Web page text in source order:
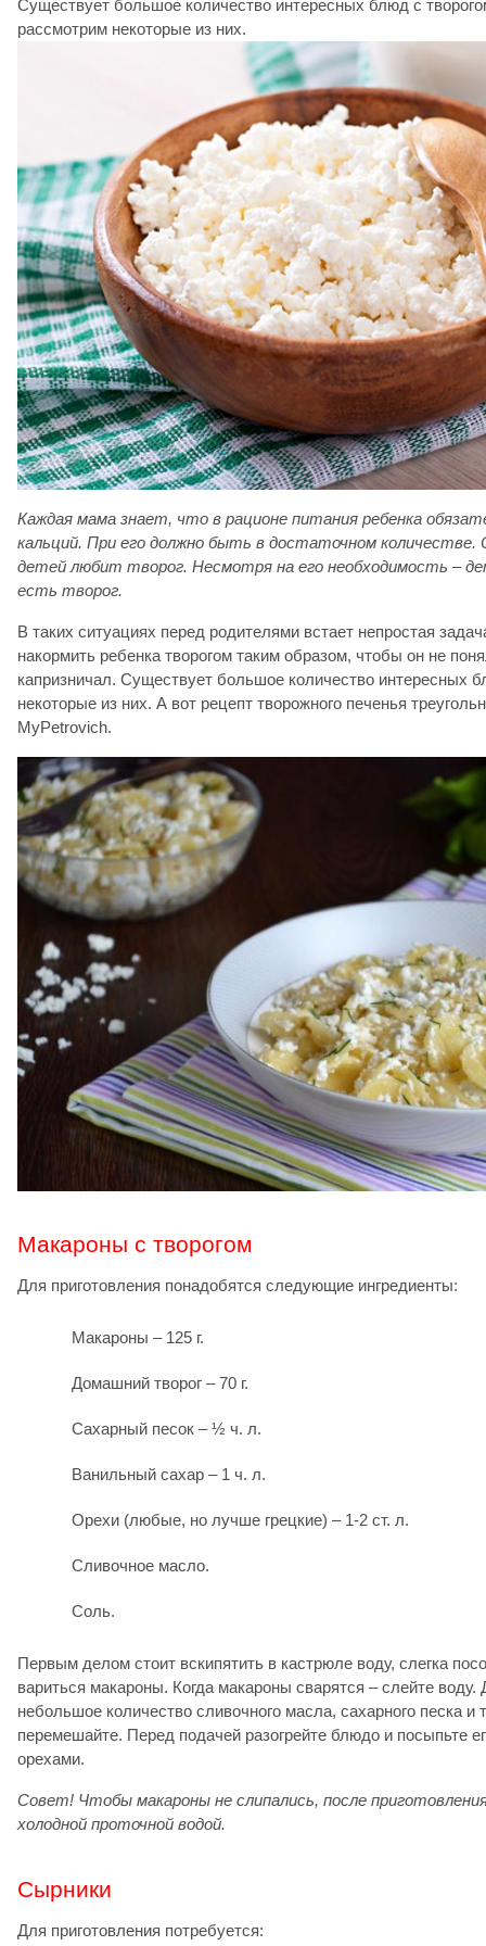
Существует большое количество интересных блюд с
рассмотрим некоторые из них.
Каждая мама знает, что в рационе питания ребенка
кальций. При его должно быть в достаточном количестве.
детей любит творог. Несмотря на его необходимость –
есть творог.
В таких ситуациях перед родителями встает непростая
накормить ребенка творогом таким образом, чтобы он не
капризничал. Существует большое количество интересных
некоторые из них. А вот рецепт творожного печенья
MyPetrovich.
Макароны с творогом
Для приготовления понадобятся следующие ингредиенты:
Макароны – 125 г.
Домашний творог – 70 г.
Сахарный песок – ½ ч. л.
Ванильный сахар – 1 ч. л.
Орехи (любые, но лучше грецкие) – 1-2 ст. л.
Сливочное масло.
Соль.
Первым делом стоит вскипятить в кастрюле воду, слегка
вариться макароны. Когда макароны сварятся – слейте воду.
небольшое количество сливочного масла, сахарного песка и
перемешайте. Перед подачей разогрейте блюдо и посыпьте
орехами.
Совет! Чтобы макароны не слипались, после
холодной проточной водой.
Сырники
Для приготовления потребуется: